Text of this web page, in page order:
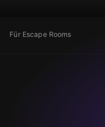
Für Escape Rooms